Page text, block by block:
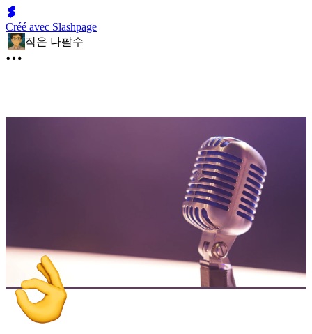
Créé avec Slashpage
작은 나팔수